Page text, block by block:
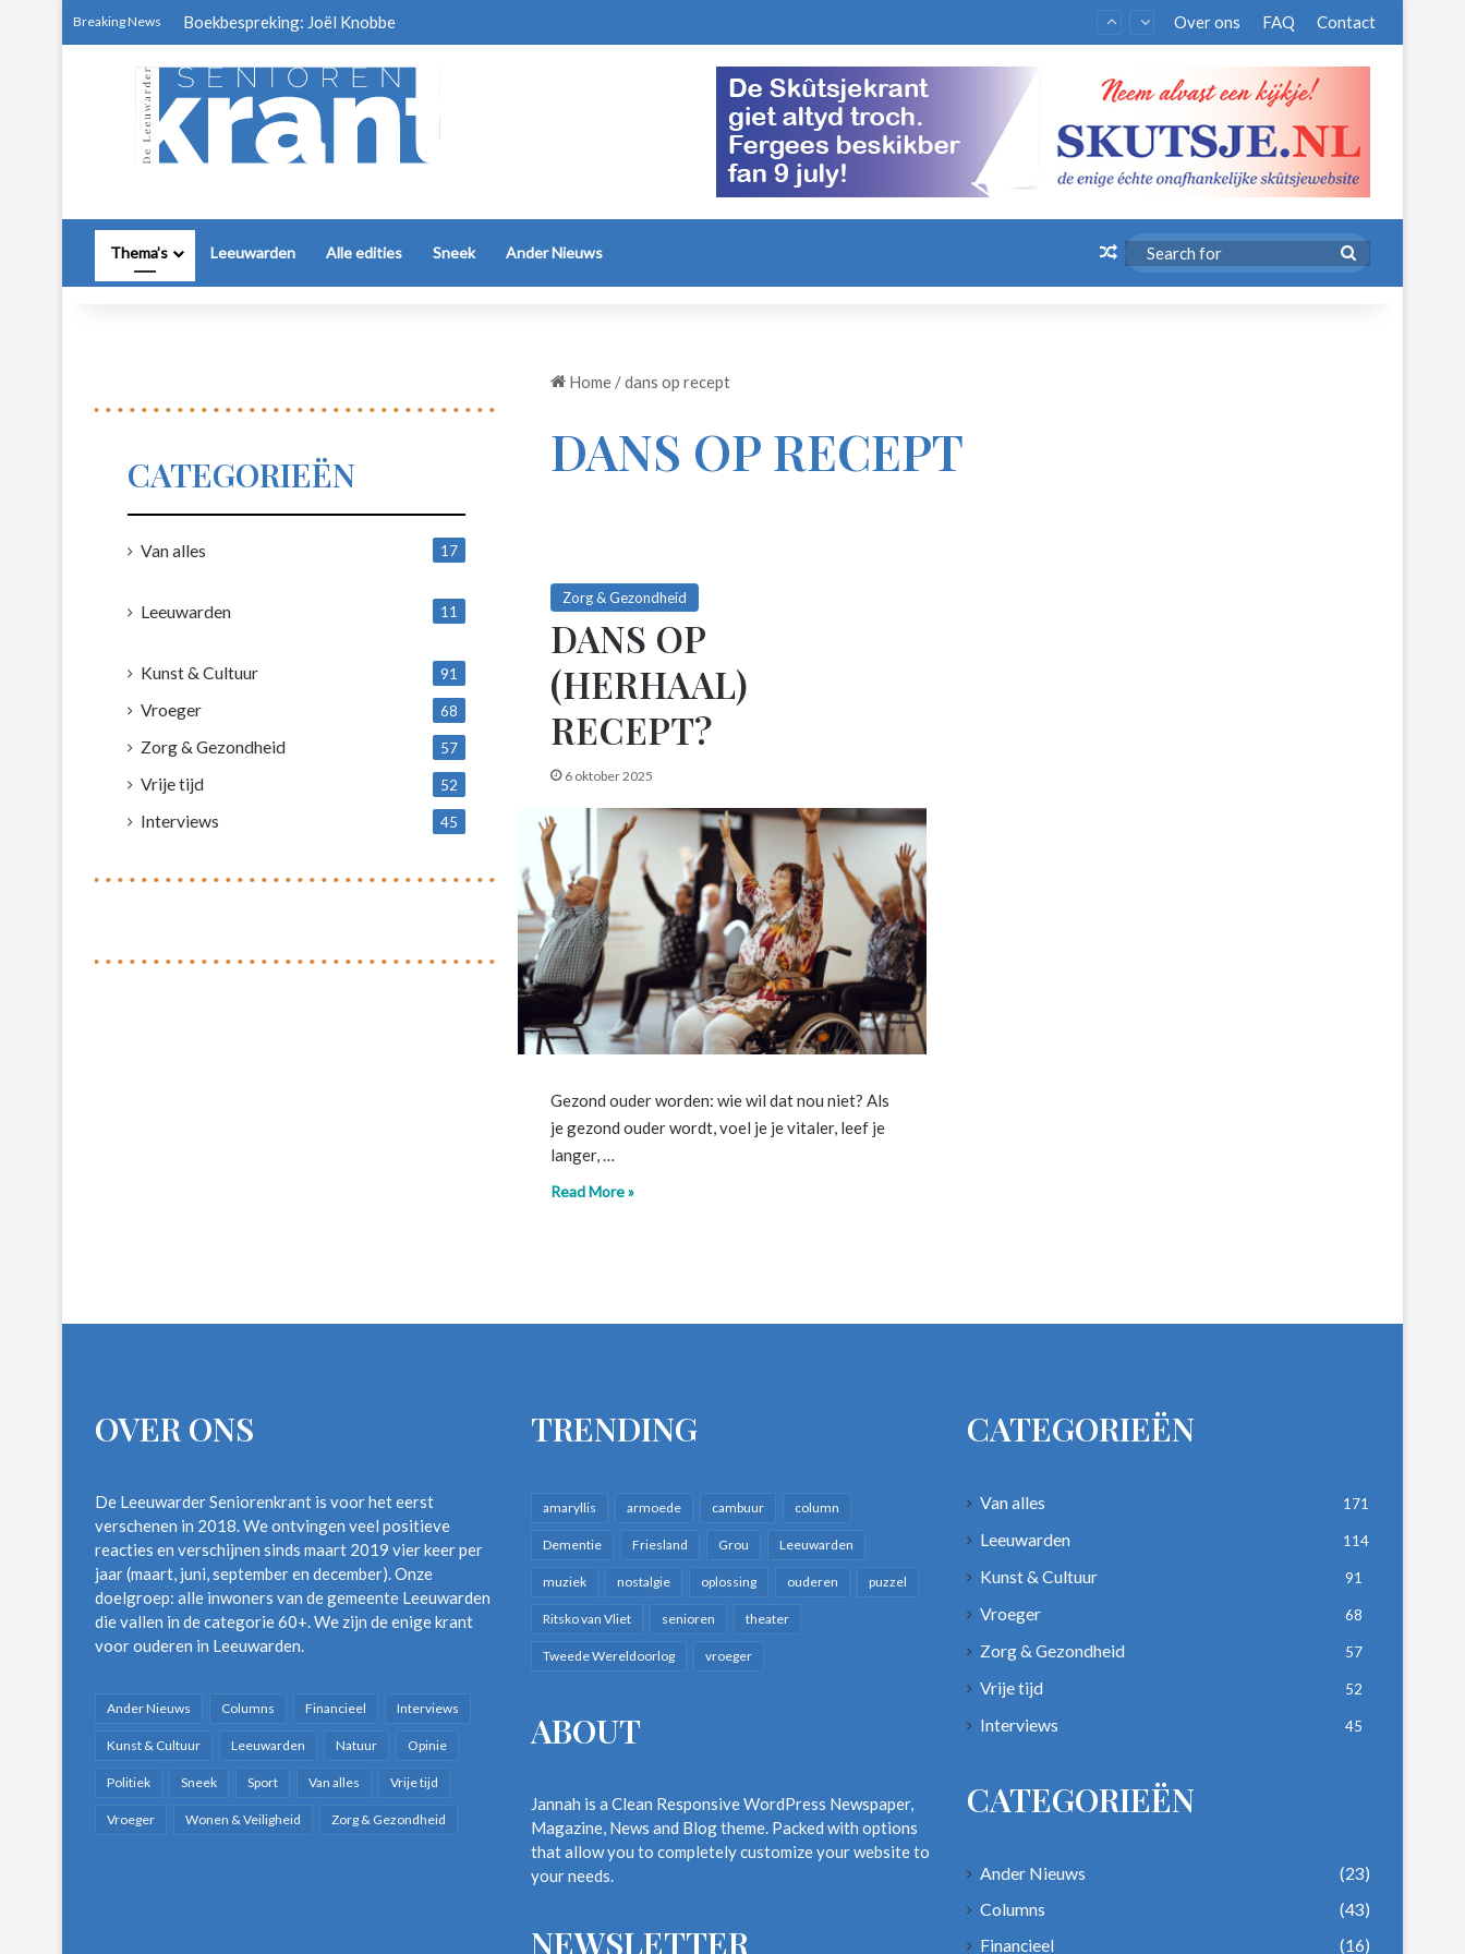
Breaking News Boekbespreking: Joël Knobbe Over ons FAQ Contact
Thema’s Leeuwarden Alle edities Sneek Ander Nieuws Random Article
for
Home /dans op recept
DANS OP RECEPT
Zorg & Gezondheid
DANS OP
(HERHAAL)
RECEPT?
6 oktober 2025
Gezond ouder worden: wie wil dat nou niet? Als
je gezond ouder wordt, voel je je vitaler, leef je
langer, …
Read More »
CATEGORIEËN
Van alles
17
Leeuwarden
11
Kunst & Cultuur 91
Vroeger 68
Zorg & Gezondheid 57
Vrije tijd 52
Interviews 45
OVER ONS
De Leeuwarder Seniorenkrant is voor het eerst
verschenen in 2018. We ontvingen veel positieve
reacties en verschijnen sinds maart 2019 vier keer per
jaar (maart, juni, september en december). Onze
doelgroep: alle inwoners van de gemeente Leeuwarden
die vallen in de categorie 60+. We zijn de enige krant
voor ouderen in Leeuwarden.
Ander Nieuws Columns Financieel Interviews
Kunst & Cultuur Leeuwarden Natuur Opinie
Politiek Sneek Sport Van alles Vrije tijd
Vroeger Wonen & Veiligheid Zorg & Gezondheid
TRENDING
amaryllis armoede cambuur column
Dementie Friesland Grou Leeuwarden
muziek nostalgie oplossing ouderen puzzel
Ritsko van Vliet senioren theater
Tweede Wereldoorlog vroeger
ABOUT
Jannah is a Clean Responsive WordPress Newspaper,
Magazine, News and Blog theme. Packed with options
that allow you to completely customize your website to
your needs.
NEWSLETTER
CATEGORIEËN
Van alles 171
Leeuwarden 114
Kunst & Cultuur 91
Vroeger 68
Zorg & Gezondheid 57
Vrije tijd 52
Interviews 45
CATEGORIEËN
Ander Nieuws
(23)
Columns
(43)
Financieel
(16)